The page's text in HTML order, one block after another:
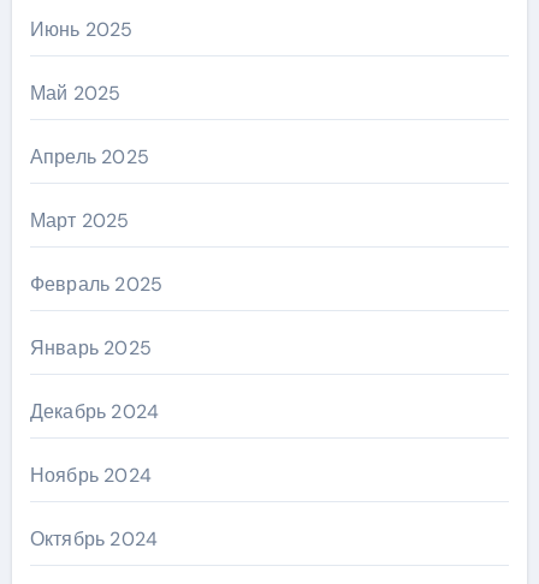
Июнь 2025
Май 2025
Апрель 2025
Март 2025
Февраль 2025
Январь 2025
Декабрь 2024
Ноябрь 2024
Октябрь 2024